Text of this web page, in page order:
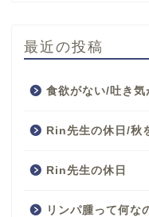
最近の投稿
食欲がない/吐き
Rin先生の休日/秋
Rin先生の休日
リンパ腫って何な